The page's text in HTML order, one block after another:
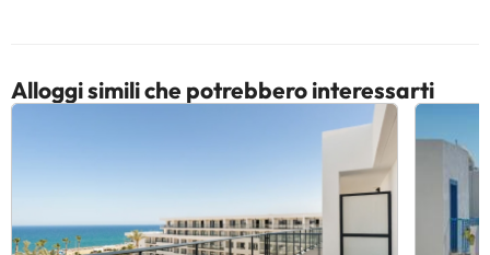
Alloggi simili che potrebbero interessarti